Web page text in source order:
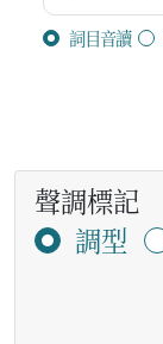
詞目音讀
聲調標記
調型